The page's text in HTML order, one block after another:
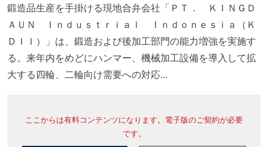
鍛造品生産を手掛ける現地合弁会社「ＰＴ． ＫＩＮＧＤ
ＡＵＮ Ｉｎｄｕｓｔｒｉａｌ Ｉｎｄｏｎｅｓｉａ（Ｋ
ＤＩＩ）」は、鍛造および後加工部門の能力増強を実施す
る。来年内をめどにハンマー、機械加工設備を導入して拡
大する四輪、二輪向け需要への対応...
ここからは有料コンテンツになります。電子版のご契約が必要
です。